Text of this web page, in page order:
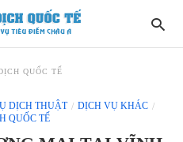
QUỐC TẾ
DỊCH THUẬT
DỊCH VỤ KHÁC
QUỐC TẾ